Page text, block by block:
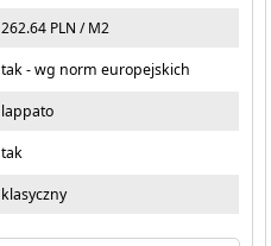
262.64 PLN / M2
tak - wg norm europejskich
lappato
tak
klasyczny